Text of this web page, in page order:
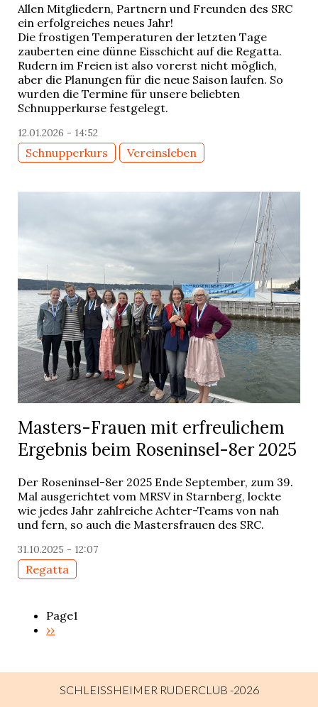
Allen Mitgliedern, Partnern und Freunden des SRC
ein erfolgreiches neues Jahr!
Die frostigen Temperaturen der letzten Tage
zauberten eine dünne Eisschicht auf die Regatta.
Rudern im Freien ist also vorerst nicht möglich,
aber die Planungen für die neue Saison laufen. So
wurden die Termine für unsere beliebten
Schnupperkurse festgelegt.
12.01.2026 - 14:52
Schnupperkurs Vereinsleben
Masters-Frauen mit erfreulichem
Ergebnis beim Roseninsel-8er 2025
Der Roseninsel-8er 2025 Ende September, zum 39.
Mal ausgerichtet vom MRSV in Starnberg, lockte
wie jedes Jahr zahlreiche Achter-Teams von nah
und fern, so auch die Mastersfrauen des SRC.
31.10.2025 - 12:07
Regatta
Pagination
Page1
Next
››
SCHLEISSHEIMER RUDERCLUB -2026